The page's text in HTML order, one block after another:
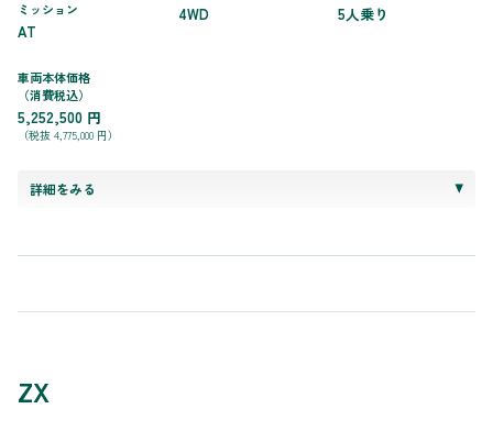
ミッション
AT
4WD 5人乗り
車両本体価格
（消費税込）
5,252,500 円
（税抜 4,775,000 円）
詳細をみる
ZX